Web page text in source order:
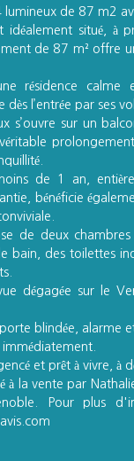
lumineux de 87 m2
idéalement situé, à
de 87 m² offre
résidence
l’entrée par ses
s’ouvre sur un
de 1 an,
bénéficie
de deux
bain, des toilettes
dégagée sur le
blindée, alarme
et prêt à vivre, à
à la vente par
Pour plus